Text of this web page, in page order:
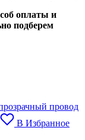
оплаты и
подберем
В Избранное